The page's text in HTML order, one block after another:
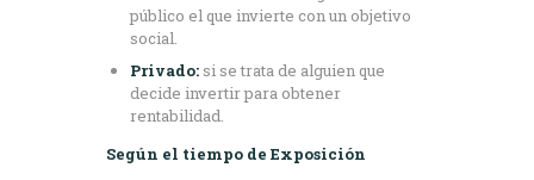
público el que invierte con un objetivo
social.
Privado:si se trata de alguien que
decide invertir para obtener
rentabilidad.
Según el tiempo de Exposición